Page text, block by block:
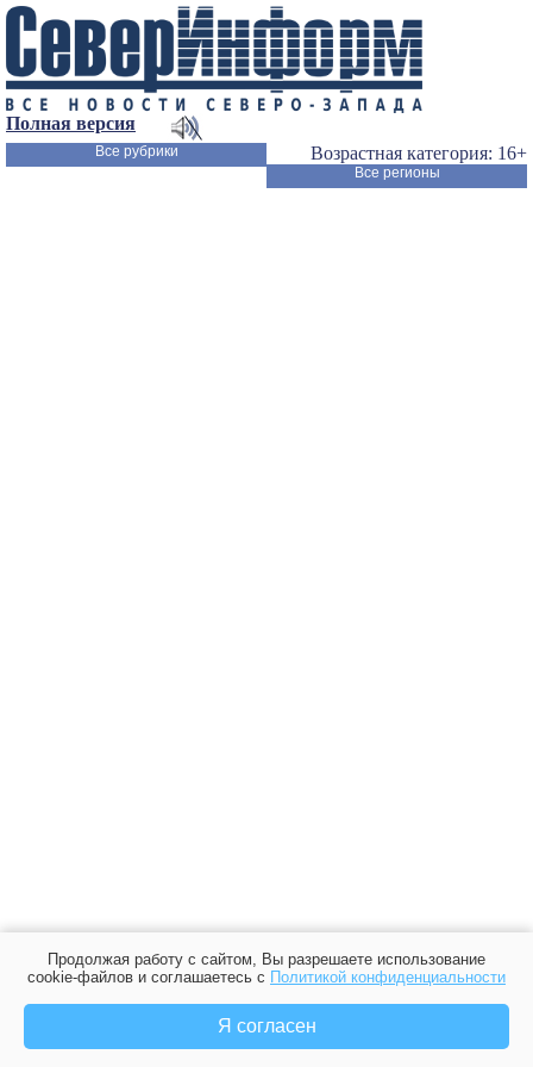
Полная версия
Возрастная категория: 16+
Все рубрики
Все регионы
Продолжая работу с сайтом, Вы разрешаете использование
cookie-файлов и соглашаетесь с Политикой конфиденциальности
Я согласен